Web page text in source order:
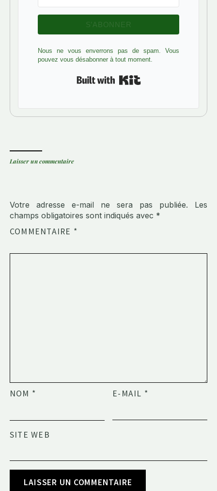
S’ABONNER
Nous ne vous enverrons pas de spam. Vous
pouvez vous désabonner à tout moment.
Built with Kit
Laisser un commentaire
Votre adresse e-mail ne sera pas publiée.
Les
champs obligatoires sont indiqués avec *
COMMENTAIRE *
NOM * E-MAIL *
SITE WEB